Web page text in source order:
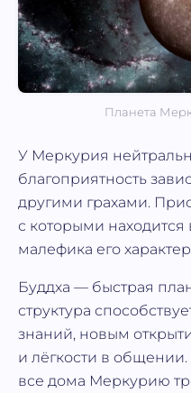
Планета
У Меркурия
благоприятность
другими грахами.
с которыми
малефика его
Буддха — быстрая
структура
знаний, новым
и лёгкости в
все дома Меркурию